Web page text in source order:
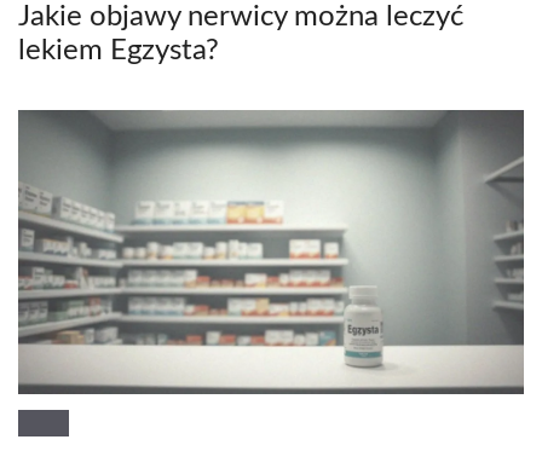
Jakie objawy nerwicy można leczyć
lekiem Egzysta?